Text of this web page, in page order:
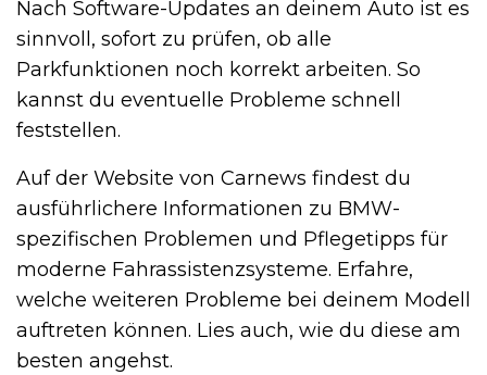
Nach Software-Updates an deinem Auto ist es
sinnvoll, sofort zu prüfen, ob alle
Parkfunktionen noch korrekt arbeiten. So
kannst du eventuelle Probleme schnell
feststellen.
Auf der Website von Carnews findest du
ausführlichere Informationen zu BMW-
spezifischen Problemen und Pflegetipps für
moderne Fahrassistenzsysteme. Erfahre,
welche weiteren Probleme bei deinem Modell
auftreten können. Lies auch, wie du diese am
besten angehst.